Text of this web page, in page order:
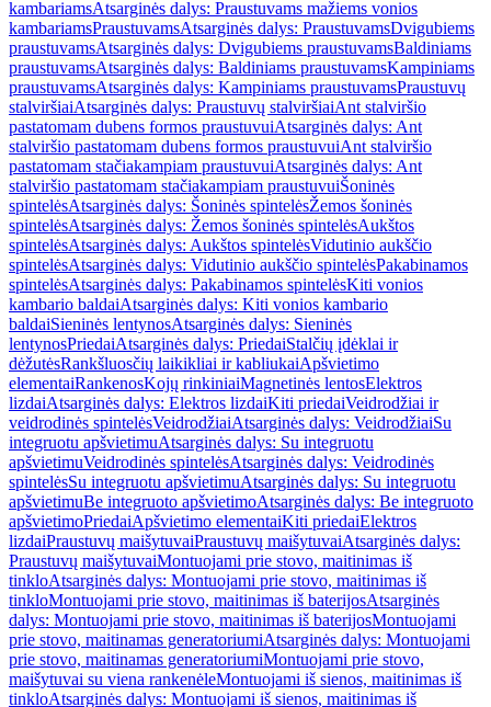
kambariamsAtsarginės dalys: Praustuvams mažiems vonios
kambariamsPraustuvamsAtsarginės dalys: PraustuvamsDvigubiems
praustuvamsAtsarginės dalys: Dvigubiems praustuvamsBaldiniams
praustuvamsAtsarginės dalys: Baldiniams praustuvamsKampiniams
praustuvamsAtsarginės dalys: Kampiniams praustuvamsPraustuvų
stalviršiaiAtsarginės dalys: Praustuvų stalviršiaiAnt stalviršio
pastatomam dubens formos praustuvuiAtsarginės dalys: Ant
stalviršio pastatomam dubens formos praustuvuiAnt stalviršio
pastatomam stačiakampiam praustuvuiAtsarginės dalys: Ant
stalviršio pastatomam stačiakampiam praustuvuiŠoninės
spintelėsAtsarginės dalys: Šoninės spintelėsŽemos šoninės
spintelėsAtsarginės dalys: Žemos šoninės spintelėsAukštos
spintelėsAtsarginės dalys: Aukštos spintelėsVidutinio aukščio
spintelėsAtsarginės dalys: Vidutinio aukščio spintelėsPakabinamos
spintelėsAtsarginės dalys: Pakabinamos spintelėsKiti vonios
kambario baldaiAtsarginės dalys: Kiti vonios kambario
baldaiSieninės lentynosAtsarginės dalys: Sieninės
lentynosPriedaiAtsarginės dalys: PriedaiStalčių įdėklai ir
dėžutėsRankšluosčių laikikliai ir kabliukaiApšvietimo
elementaiRankenosKojų rinkiniaiMagnetinės lentosElektros
lizdaiAtsarginės dalys: Elektros lizdaiKiti priedaiVeidrodžiai ir
veidrodinės spintelėsVeidrodžiaiAtsarginės dalys: VeidrodžiaiSu
integruotu apšvietimuAtsarginės dalys: Su integruotu
apšvietimuVeidrodinės spintelėsAtsarginės dalys: Veidrodinės
spintelėsSu integruotu apšvietimuAtsarginės dalys: Su integruotu
apšvietimuBe integruoto apšvietimoAtsarginės dalys: Be integruoto
apšvietimoPriedaiApšvietimo elementaiKiti priedaiElektros
lizdaiPraustuvų maišytuvaiPraustuvų maišytuvaiAtsarginės dalys:
Praustuvų maišytuvaiMontuojami prie stovo, maitinimas iš
tinkloAtsarginės dalys: Montuojami prie stovo, maitinimas iš
tinkloMontuojami prie stovo, maitinimas iš baterijosAtsarginės
dalys: Montuojami prie stovo, maitinimas iš baterijosMontuojami
prie stovo, maitinamas generatoriumiAtsarginės dalys: Montuojami
prie stovo, maitinamas generatoriumiMontuojami prie stovo,
maišytuvai su viena rankenėleMontuojami iš sienos, maitinimas iš
tinkloAtsarginės dalys: Montuojami iš sienos, maitinimas iš